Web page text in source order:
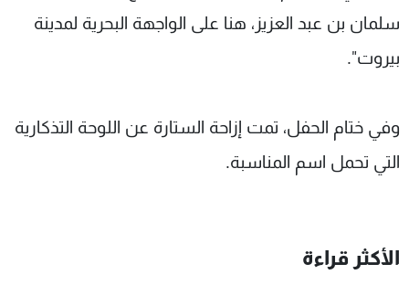
سلمان بن عبد العزيز، هنا على الواجهة البحرية لمدينة
بيروت".
وفي ختام الحفل، تمت إزاحة الستارة عن اللوحة التذكارية
التي تحمل اسم المناسبة.
الأكثر قراءة